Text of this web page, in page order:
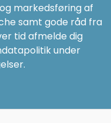
markedsføring af
samt gode råd fra
tid afmelde dig
under